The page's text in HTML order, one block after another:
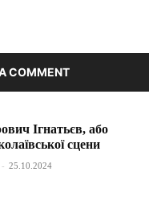
COMMENT
Ігнатьєв, або
сцени
- 25.10.2024